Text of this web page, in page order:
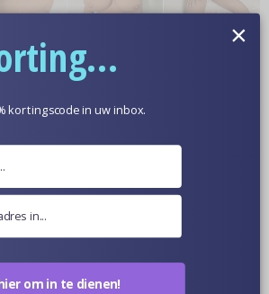
Huidskleur
Van Dichtbij
kortingscode in uw inbox.
om in te dienen!
×